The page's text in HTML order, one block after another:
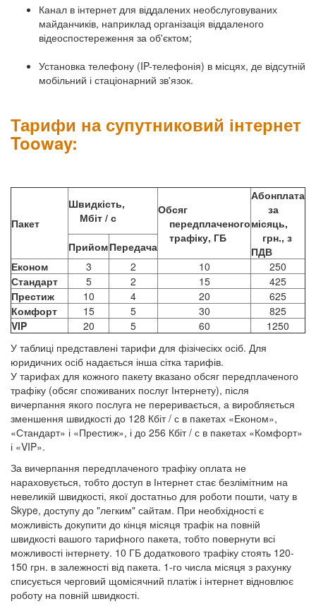
Канал в інтернет для віддалених необслуговуваних
майданчиків, наприклад організація віддаленого
відеоспостереження за об'єктом;
Установка телефону (IP-телефонія) в місцях, де відсутній
мобільний і стаціонарний зв'язок.
Тарифи на супутниковий інтернет
Tooway:
Пакет
Швидкість,
Мбіт / с
Обсяг
передплаченого
трафіку, ГБ
Абонплата
за
місяць,
грн., з
ПДВ
ПрийомПередача
Економ
3 2 10
250
Стандарт
5 2 15
425
Престиж
10 4 20
625
Комфорт
15 5 30
825
VIP
20 5 60
1250
У таблиці представлені тарифи для фізічесікх осіб. Для
юридичних осіб надається інша сітка тарифів.
У тарифах для кожного пакету вказано обсяг передплаченого
трафіку (обсяг споживаних послуг Інтернету), після
вичерпання якого послуга не переривається, а виробляється
зменшення швидкості до 128 Кбіт / с в пакетах «Економ»,
«Стандарт» і «Престиж», і до 256 Кбіт / с в пакетах «Комфорт»
і «VIP».
За вичерпання передплаченого трафіку оплата не
нараховується, тобто доступ в Інтернет стає безлімітним на
невеликій швидкості, якої достатньо для роботи пошти, чату в
Skype, доступу до "легким" сайтам. При необхідності є
можливість докупити до кінця місяця трафік на повній
швидкості вашого тарифного пакета, тобто повернути всі
можливості інтернету. 10 ГБ додаткового трафіку стоять 120-
150 грн. в залежності від пакета. 1-го числа місяця з рахунку
списується черговий щомісячний платіж і інтернет відновлює
роботу на повній швидкості.